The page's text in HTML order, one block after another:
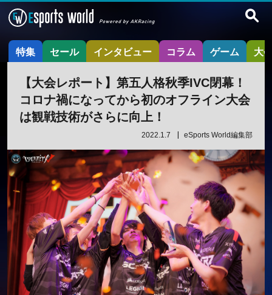
特集 セール インタビュー コラム ゲーム 大
【大会レポート】第五人格秋季IVC閉幕！
コロナ禍になってから初のオフライン大会
は観戦技術がさらに向上！
2022.1.7 eSports World編集部